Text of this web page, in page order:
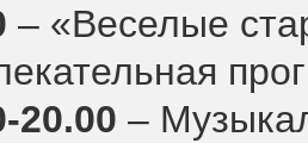
– «Веселые
20.00 –